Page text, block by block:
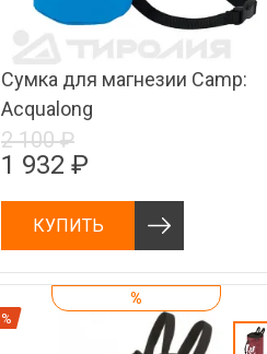
Сумка для магнезии Camp:
Acqualong
2 100 ₽
1 932 ₽
КУПИТЬ
%